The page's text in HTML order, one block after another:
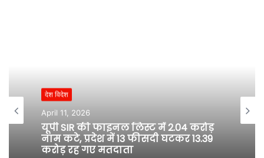
देश विदेश
April 11, 2026
यूपी SIR की फाइनल लिस्ट में 2.04 करोड़
नाम कटे, प्रदेश में 13 फीसदी घटकर 13.39
करोड़ रह गए मतदाता